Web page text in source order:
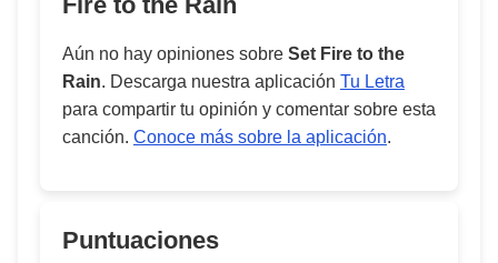
Aún no hay opiniones sobre Set Fire to the
Rain. Descarga nuestra aplicación Tu Letra
para compartir tu opinión y comentar sobre esta
canción. Conoce más sobre la aplicación.
Puntuaciones